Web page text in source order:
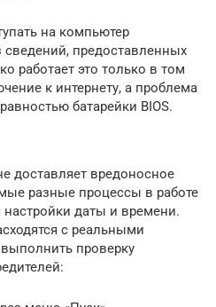
на компьютер
сведений, предоставленных
работает это только в том
к интернету, а проблема
батарейки BIOS.
доставляет вредоносное
разные процессы в работе
даты и времени.
с реальными
проверку